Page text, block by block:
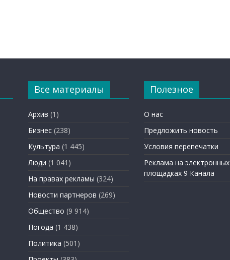
Все материалы
Архив (1)
Бизнес (238)
Культура (1 445)
Люди (1 041)
На правах рекламы (324)
Новости партнеров (269)
Общество (9 914)
Погода (1 438)
Политика (501)
Полезное
О нас
Предложить новость
Условия перепечатки
Реклама на электронных
площадках 9 Канала